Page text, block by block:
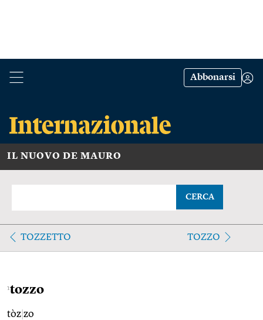
Abbonarsi
IL NUOVO DE MAURO
CERCA
TOZZETTO TOZZO
1tozzo
tòz zo